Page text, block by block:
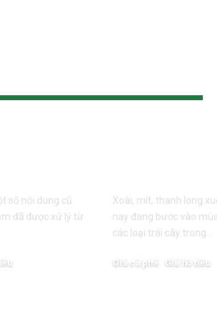
số nội dung cũ
đã được xử lý từ
Xoài, mít, thanh long
nay đang bước vào
các loại trái cây trong…
Giá cà phê Giá hồ tiêu